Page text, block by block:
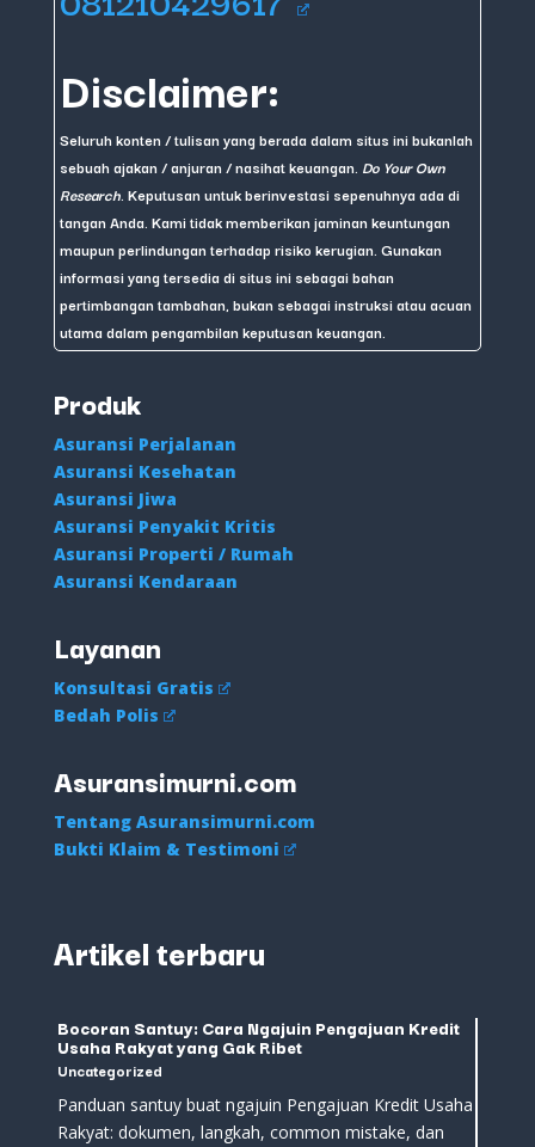
Disclaimer:
Seluruh konten / tulisan yang berada dalam situs ini bukanlah
sebuah ajakan / anjuran / nasihat keuangan. Do Your Own
Research . Keputusan untuk berinvestasi sepenuhnya ada di
tangan Anda. Kami tidak memberikan jaminan keuntungan
maupun perlindungan terhadap risiko kerugian. Gunakan
informasi yang tersedia di situs ini sebagai bahan
pertimbangan tambahan, bukan sebagai instruksi atau acuan
utama dalam pengambilan keputusan keuangan.
Produk
Asuransi Perjalanan
Asuransi Kesehatan
Asuransi Jiwa
Asuransi Penyakit Kritis
Asuransi Properti / Rumah
Asuransi Kendaraan
Layanan
Konsultasi Gratis
Bedah Polis
Asuransimurni.com
Tentang Asuransimurni.com
Bukti Klaim & Testimoni
Artikel terbaru
Bocoran Santuy: Cara Ngajuin Pengajuan Kredit
Usaha Rakyat yang Gak Ribet
Uncategorized
Panduan santuy buat ngajuin Pengajuan Kredit Usaha
Rakyat: dokumen, langkah, common mistake, dan